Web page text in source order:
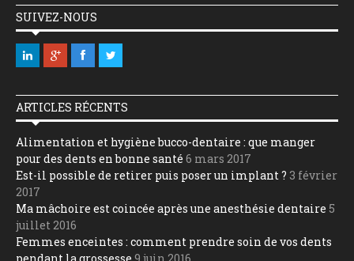
SUIVEZ-NOUS
ARTICLES RÉCENTS
Alimentation et hygiène bucco-dentaire : que manger
pour des dents en bonne santé 6 mars 2017
Est-il possible de retirer puis poser un implant ? 3 février
2017
Ma mâchoire est coincée après une anesthésie dentaire 5
juillet 2016
Femmes enceintes : comment prendre soin de vos dents